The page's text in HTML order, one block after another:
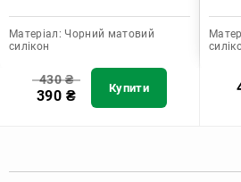
Матеріал: Чорний матовий
силікон
430₴
390 ₴ Купити